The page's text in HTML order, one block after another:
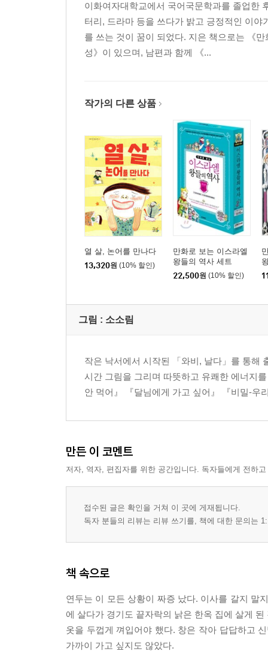
이화여자대학교에서 국어국문학과를 졸업한
터리, 드라마 등을 쓰다가 밝고 긍정적인 이
를 쓰는 것이 꿈이 되었다. 지은 책으로는 《
성》이 있으며, 남편과 함께 《...
작가의 다른 상품
열 살, 논어를 만나다
13,320원 (10% 할인)
만화로 보는 이스라엘
왕들의 역사 세트
22,500원 (10% 할인)
그림 : 소소림
작은 낙서에서 시작된 「와비, 날다」를 통해
시간 그림을 그리며 따뜻하고 유쾌한 에너지
안 먹어』 『달님에게 가고 싶어』 『비밀-우
만든 이 코멘트
저자, 역자, 편집자를 위한 공간입니다. 독자들에게 전하
접수된 글은 확인을 거쳐 이 곳에 게재됩니다.
독자 분들의 리뷰는 리뷰 쓰기를, 책에 대한 문의는
책 속으로
연두는 이 모든 상황이 짜증 났다. 이사를 갈지 말
에 살다가 경기도 끝자락의 낡은 한옥 집에 살게
옷을 두껍게 껴입어야 했다. 창은 작아 답답하고
가까이 가고 싶지도 않았다.